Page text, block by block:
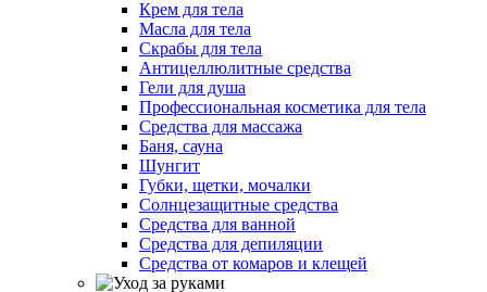
Крем для тела
Масла для тела
Скрабы для тела
Антицеллюлитные средства
Гели для душа
Профессиональная косметика для тела
Средства для массажа
Баня, сауна
Шунгит
Губки, щетки, мочалки
Солнцезащитные средства
Средства для ванной
Средства для депиляции
Средства от комаров и клещей